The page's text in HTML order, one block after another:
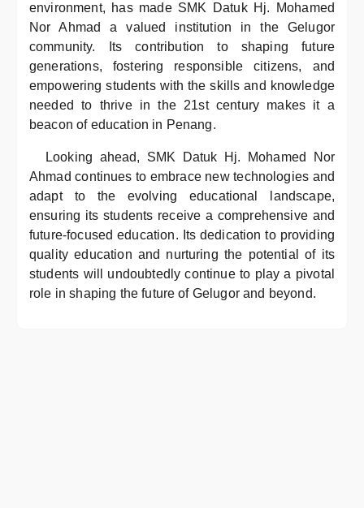
environment, has made SMK Datuk Hj. Mohamed
Nor Ahmad a valued institution in the Gelugor
community. Its contribution to shaping future
generations, fostering responsible citizens, and
empowering students with the skills and knowledge
needed to thrive in the 21st century makes it a
beacon of education in Penang.
Looking ahead, SMK Datuk Hj. Mohamed Nor
Ahmad continues to embrace new technologies and
adapt to the evolving educational landscape,
ensuring its students receive a comprehensive and
future-focused education. Its dedication to providing
quality education and nurturing the potential of its
students will undoubtedly continue to play a pivotal
role in shaping the future of Gelugor and beyond.